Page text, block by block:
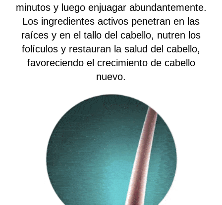
minutos y luego enjuagar abundantemente.
Los ingredientes activos penetran en las
raíces y en el tallo del cabello, nutren los
folículos y restauran la salud del cabello,
favoreciendo el crecimiento de cabello
nuevo.